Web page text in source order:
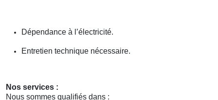
Dépendance à l’électricité.
Entretien technique nécessaire.
Nos services :
Nous sommes qualifiés dans :